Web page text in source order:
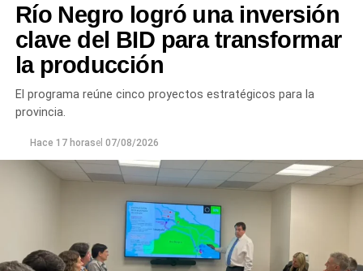
Río Negro logró una inversión
clave del BID para transformar
la producción
El programa reúne cinco proyectos estratégicos para la
provincia.
Hace 17 horasel 07/08/2026